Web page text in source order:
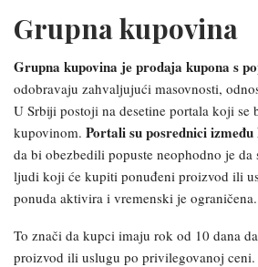
Grupna kupovina
Grupna kupovina je prodaja kupona s
odobravaju zahvaljujući masovnosti,
U Srbiji postoji na desetine portala koji se
kupovinom. Portali su posrednici
da bi obezbedili popuste neophodno je da
ljudi koji će kupiti ponuđeni proizvod ili
ponuda aktivira i vremenski je ograničena.
To znači da kupci imaju rok od 10 dana
proizvod ili uslugu po privilegovanoj ceni.